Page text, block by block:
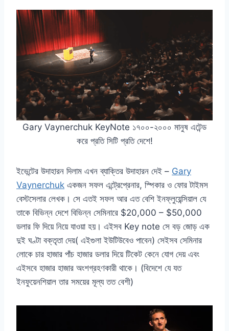
Gary Vaynerchuk KeyNote ১৭০০-২০০০ মানুষ এটেন্ড
করে প্রতি সিটি প্রতি দেশে!
ইভেন্টের উদাহারন দিলাম এখন ব্যাক্তির উদাহারন দেই – Gary
Vaynerchuk একজন সফল এন্ট্রেপ্রেনার, স্পিকার ও ফোর টাইমস
বেস্টসেলার লেখক। সে এতই সফল আর এত বেশি ইনফ্লুয়েন্সিয়াল যে
তাকে বিভিন্ন দেশে বিভিন্ন সেমিনারে $20,000 – $50,000
ডলার ফি দিয়ে নিয়ে যাওয়া হয়। এইসব Key note সে বড় জোড় এক
দুই ঘণ্টা বক্তৃতা দেয়( এইগুলা ইউটিউবেও পাবেন) সেইসব সেমিনার
লোকে চার হাজার পাঁচ হাজার ডলার দিয়ে টিকেট কেনে যোগ দেয় এবং
এইসবে হাজার হাজার অংশগ্রহণকারী থাকে। (বিদেশে যে যত
ইনফুয়েনশিয়াল তার সময়ের মূল্য তত বেশী)